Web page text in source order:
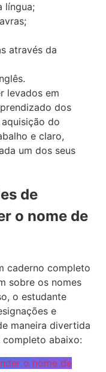
língua;
através da
levados em
dos
do
e claro,
um dos seus
de
o nome de
caderno completo
sobre os nomes
o estudante
e
maneira divertida
abaixo:
o nome de